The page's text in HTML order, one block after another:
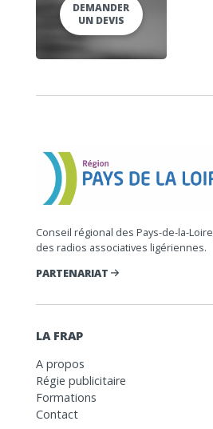
DEMANDER
UN DEVIS
Conseil régional des Pays-de-la-
des radios associatives ligériennes.
PARTENARIAT
LA FRAP
A propos
Régie publicitaire
Formations
Contact